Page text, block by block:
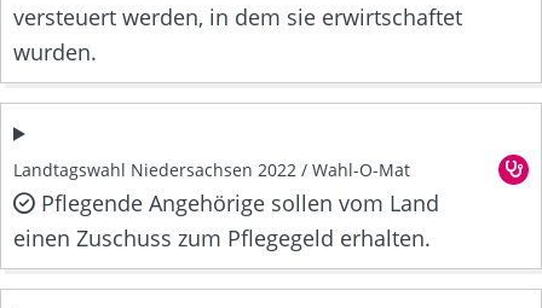
versteuert werden, in dem sie erwirtschaftet
wurden.
Landtagswahl Niedersachsen 2022 / Wahl-O-Mat
Pflegende Angehörige sollen vom Land
einen Zuschuss zum Pflegegeld erhalten.